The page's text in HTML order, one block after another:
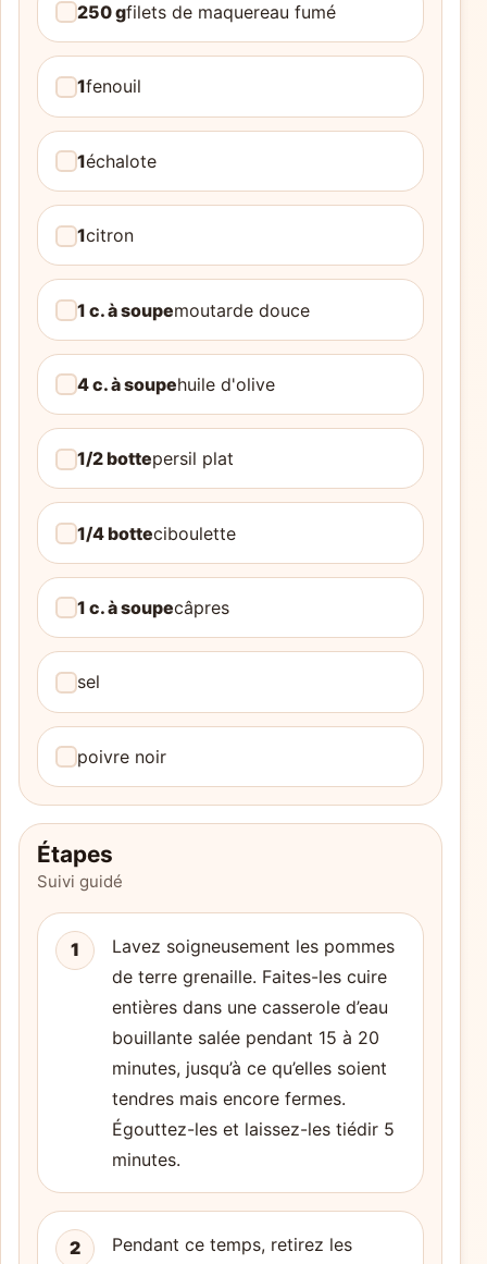
250 gfilets de maquereau fumé
1fenouil
1échalote
1citron
1 c. à soupemoutarde douce
4 c. à soupehuile d'olive
1/2 bottepersil plat
1/4 botteciboulette
1 c. à soupecâpres
sel
poivre noir
Étapes
Suivi guidé
1
Lavez soigneusement les pommes
de terre grenaille. Faites-les cuire
entières dans une casserole d’eau
bouillante salée pendant 15 à 20
minutes, jusqu’à ce qu’elles soient
tendres mais encore fermes.
Égouttez-les et laissez-les tiédir 5
minutes.
2
Pendant ce temps, retirez les